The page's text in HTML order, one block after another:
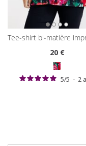
tee-shirt bi-matière imprimé
20€
5/5 - 2